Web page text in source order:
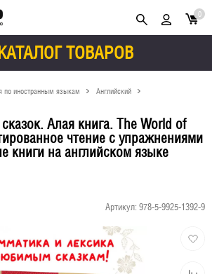
ТОВАРОВ
0
по иностранным языкам
Английский
Алая книга. The World of
чтение с упражнениями
книги на английском языке
Артикул: 978-5-9925-1392-9